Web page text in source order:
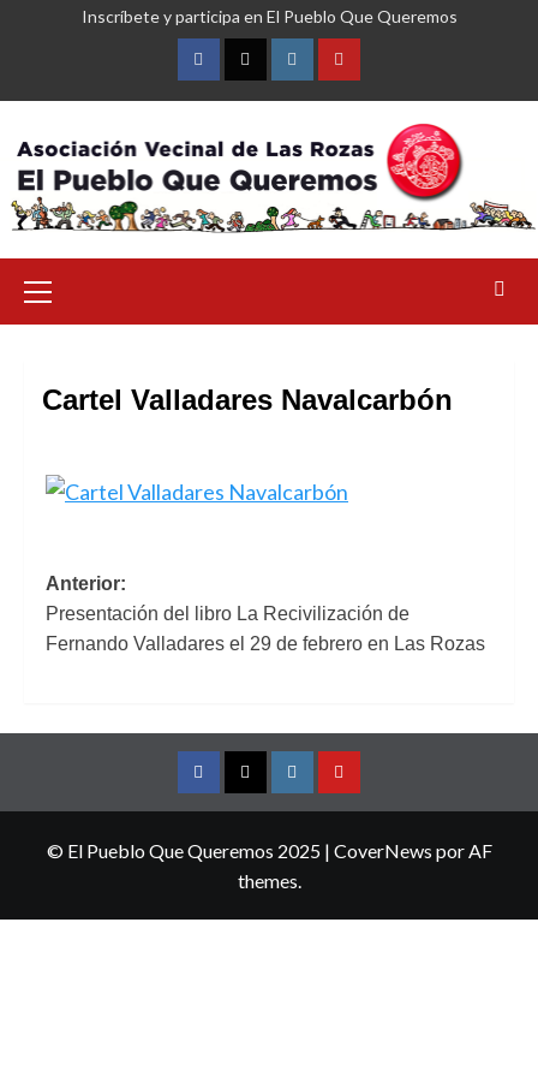
Inscríbete y participa en El Pueblo Que Queremos
FacebookTwitterInstagramYouTube
primario
Cartel Valladares Navalcarbón
Navegación
de
Anterior:
Presentación del libro La Recivilización de
Fernando Valladares el 29 de febrero en Las Rozas
FacebookTwitterInstagramYouTube
© El Pueblo Que Queremos 2025 | CoverNews por AF
themes.